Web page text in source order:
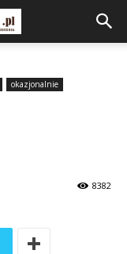
okazjonalnie
8382